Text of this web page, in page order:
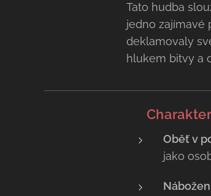
Tato hudba
jedno zajímavé
deklamovaly
hlukem bitvy a
💃
Oběť v
jako